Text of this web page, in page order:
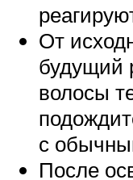
От
будущий
волосы
с
После